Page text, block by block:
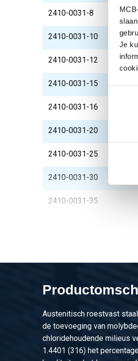
Je
2410-0031-8
2410-0031-10
2410-0031-12
2410-0031-15
2410-0031-16
2410-0031-20
2410-0031-25
2410-0031-30
2410-0031-35
Austenitisch roestvast
de toevoeging van
chloridehoudende milieus
1.4401 (316) het